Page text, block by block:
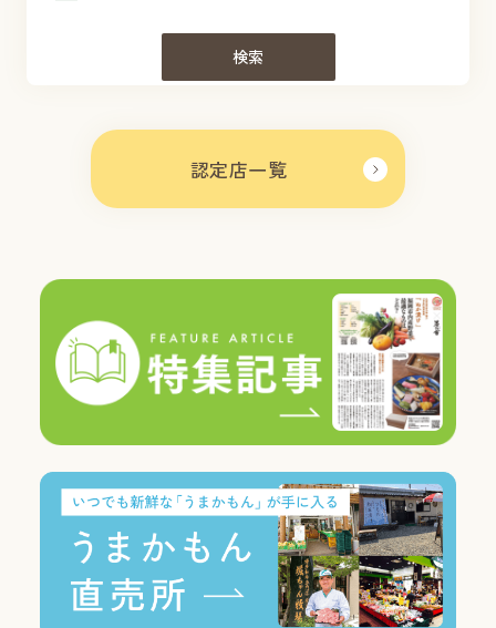
認定店一覧
検索